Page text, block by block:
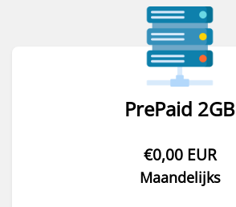
PrePaid 2GB
€0,00 EUR
Maandelijks